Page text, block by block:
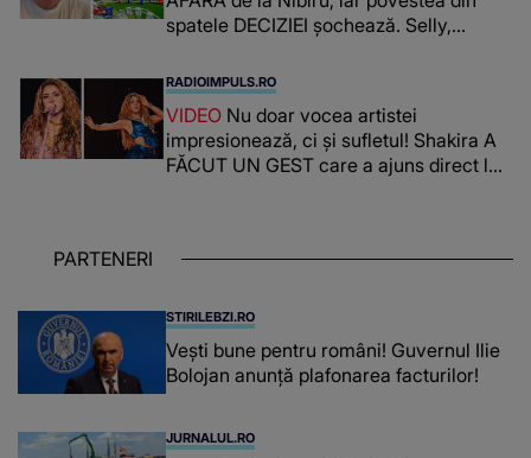
spatele DECIZIEI șochează. Selly,
CREDEA CĂ VA VEDEA AȘA CEVA: "Fix
în fața unui..."
RADIOIMPULS.RO
VIDEO Nu doar vocea artistei
impresionează, ci și sufletul! Shakira A
FĂCUT UN GEST care a ajuns direct la
așteptând oportunitatea
PARTENERI
STIRILEBZI.RO
Vești bune pentru români! Guvernul Ilie
Bolojan anunță plafonarea facturilor!
JURNALUL.RO